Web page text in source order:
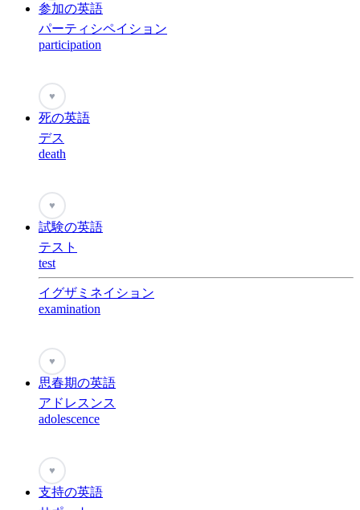
参加の英語
パーティシペイション
participation
♥
死の英語
デス
death
♥
試験の英語
テスト
test
イグザミネイション
examination
♥
思春期の英語
アドレスンス
adolescence
♥
支持の英語